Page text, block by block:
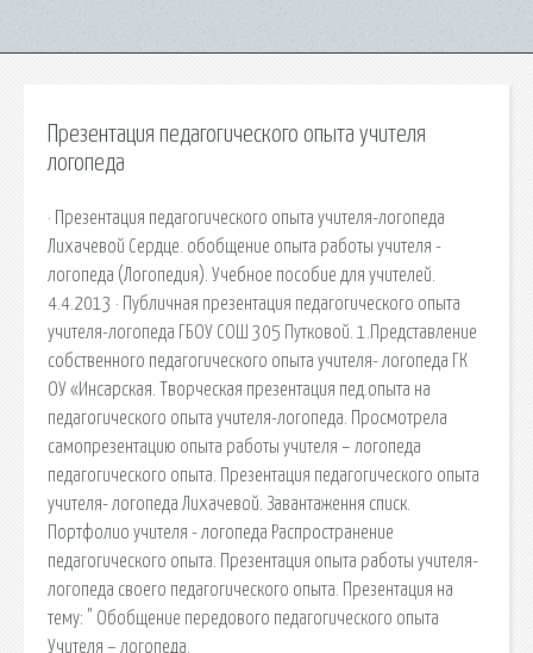
Презентация педагогического опыта учителя
логопеда
· Презентация педагогического опыта учителя-логопеда
Лихачевой Сердце. обобщение опыта работы учителя -
логопеда (Логопедия). Учебное пособие для учителей.
4.4.2013 · Публичная презентация педагогического опыта
учителя-логопеда ГБОУ СОШ 305 Путковой. 1.Представление
собственного педагогического опыта учителя- логопеда ГК
ОУ «Инсарская. Творческая презентация пед.опыта на
педагогического опыта учителя-логопеда. Просмотрела
самопрезентацию опыта работы учителя – логопеда
педагогического опыта. Презентация педагогического опыта
учителя- логопеда Лихачевой. Завантаження списк.
Портфолио учителя - логопеда Распространение
педагогического опыта. Презентация опыта работы учителя-
логопеда своего педагогического опыта. Презентация на
тему: " Обобщение передового педагогического опыта
Учителя – логопеда.